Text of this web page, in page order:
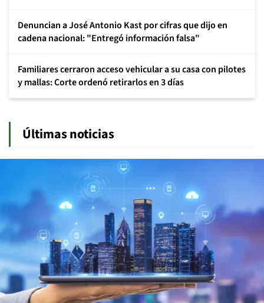
Denuncian a José Antonio Kast por cifras que dijo en
cadena nacional: "Entregó información falsa"
Familiares cerraron acceso vehicular a su casa con pilotes
y mallas: Corte ordenó retirarlos en 3 días
Últimas noticias